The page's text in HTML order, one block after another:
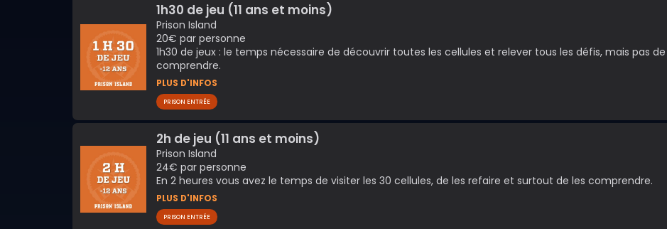
1h30 de jeu (11 ans et moins)
Prison Island
20€ par personne
1h30 de jeux : le temps nécessaire de découvrir toutes les cellules et relever tous les défis, mais pas
comprendre.
PLUS D'INFOS
PRISON ENTRÉE
2h de jeu (11 ans et moins)
Prison Island
24€ par personne
En 2 heures vous avez le temps de visiter les 30 cellules, de les refaire et surtout de les comprendre.
PLUS D'INFOS
PRISON ENTRÉE